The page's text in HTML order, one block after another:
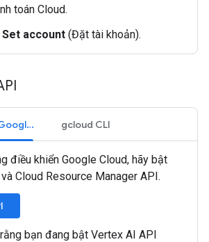
toán Cloud.
Set account (Đặt tài khoản).
Bảng điều khiển Google Cloud gcloud CLI
điều khiển Google Cloud, hãy bật
Cloud Resource Manager API.
bạn đang bật Vertex AI API